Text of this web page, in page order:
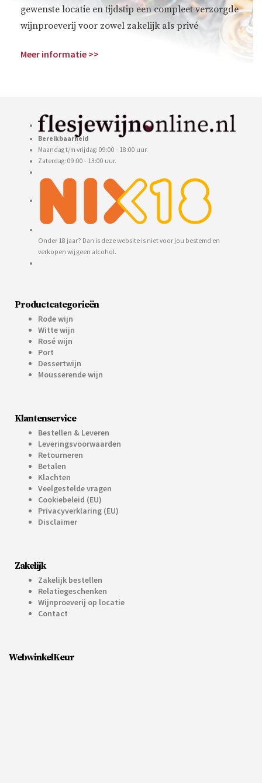
gewenste locatie en tijdstip een compleet verzorgde
wijnproeverij voor zowel zakelijk als privé
Meer informatie >>
Bereikbaarheid
Maandag t/m vrijdag: 09:00 - 18:00 uur.
Zaterdag: 09:00 - 13:00 uur.
Onder 18 jaar? Dan is deze website is niet voor jou bestemd en
verkopen wij geen alcohol.
Productcategorieën
Rode wijn
Witte wijn
Rosé wijn
Port
Dessertwijn
Mousserende wijn
Klantenservice
Bestellen & Leveren
Leveringsvoorwaarden
Retourneren
Betalen
Klachten
Veelgestelde vragen
Cookiebeleid (EU)
Privacyverklaring (EU)
Disclaimer
Zakelijk
Zakelijk bestellen
Relatiegeschenken
Wijnproeverij op locatie
Contact
WebwinkelKeur